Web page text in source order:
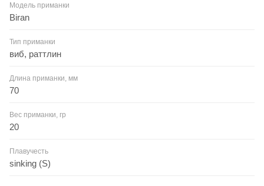
Модель приманки
Biran
Тип приманки
виб, раттлин
Длина приманки, мм
70
Вес приманки, гр
20
Плавучесть
sinking (S)